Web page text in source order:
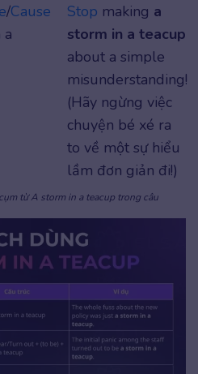
/Cause
a
Stop making a
storm in a teacup
about a simple
misunderstanding!
(Hãy ngừng việc
chuyện bé xé ra
to về một sự hiểu
lầm đơn giản đi!)
từ A storm in a teacup trong câu